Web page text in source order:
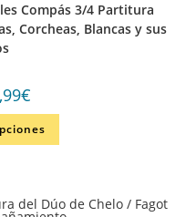
Compás 3/4 Partitura
Corcheas, Blancas y sus
€